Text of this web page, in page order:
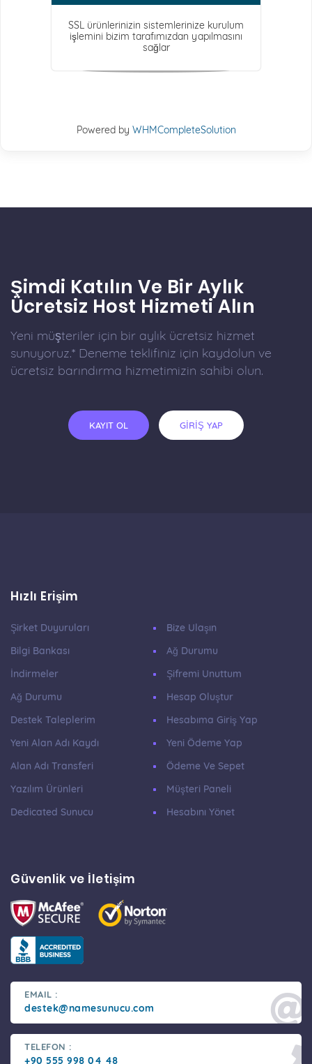
SSL ürünlerinizin sistemlerinize kurulum
işlemini bizim tarafımızdan yapılmasını
sağlar
Powered by WHMCompleteSolution
Şimdi Katılın Ve Bir Aylık
Ücretsiz Host Hizmeti Alın
Yeni müşteriler için bir aylık ücretsiz hizmet
sunuyoruz.* Deneme teklifiniz için kaydolun ve
ücretsiz barındırma hizmetimizin sahibi olun.
KAYIT OL GİRİŞ YAP
Hızlı Erişim
Şirket Duyuruları
Bilgi Bankası
İndirmeler
Ağ Durumu
Destek Taleplerim
Yeni Alan Adı Kaydı
Alan Adı Transferi
Yazılım Ürünleri
Dedicated Sunucu
Bize Ulaşın
Ağ Durumu
Şifremi Unuttum
Hesap Oluştur
Hesabıma Giriş Yap
Yeni Ödeme Yap
Ödeme Ve Sepet
Müşteri Paneli
Hesabını Yönet
Güvenlik ve İletişim
EMAIL :
destek@namesunucu.com
TELEFON :
+90 555 998 04 48